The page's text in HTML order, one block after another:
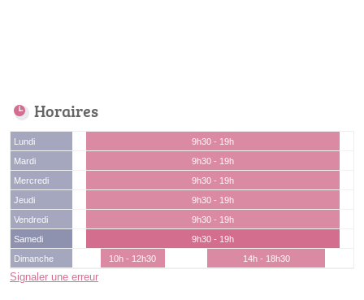
Horaires
Lundi
9h30 - 19h
Mardi
9h30 - 19h
Mercredi
9h30 - 19h
Jeudi
9h30 - 19h
Vendredi
9h30 - 19h
Samedi
9h30 - 19h
Dimanche
10h - 12h30 14h - 18h30
Signaler une erreur